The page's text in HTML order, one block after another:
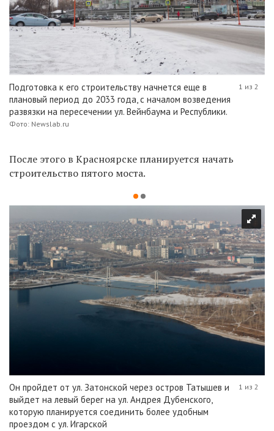
Подготовка к его строительству начнется еще в
плановый период до 2033 года, с началом возведения
развязки на пересечении ул. Вейнбаума и Республики.
Фото: Newslab.ru
1 из 2
После этого в Красноярске планируется начать
строительство пятого моста.
Он пройдет от ул. Затонской через остров Татышев и
выйдет на левый берег на ул. Андрея Дубенского,
которую планируется соединить более удобным
проездом с ул. Игарской
1 из 2